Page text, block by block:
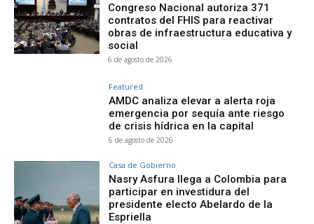
Congreso Nacional autoriza 371
contratos del FHIS para reactivar
obras de infraestructura educativa y
social
6 de agosto de 2026
Featured
AMDC analiza elevar a alerta roja
emergencia por sequía ante riesgo
de crisis hídrica en la capital
6 de agosto de 2026
Casa de Gobierno
Nasry Asfura llega a Colombia para
participar en investidura del
presidente electo Abelardo de la
Espriella